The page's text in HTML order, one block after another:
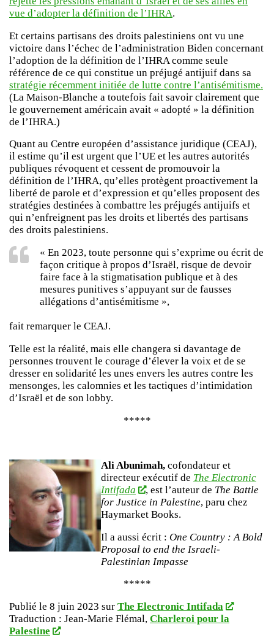
vue d’adopter la définition de l’IHRA.
Et certains partisans des droits palestiniens ont vu une
victoire dans l’échec de l’administration Biden concernant
l’adoption de la définition de l’IHRA comme seule
référence de ce qui constitue un préjugé antijuif dans sa
stratégie récemment initiée de lutte contre l’antisémitisme.
(La Maison-Blanche a toutefois fait savoir clairement que
le gouvernement américain avait « adopté » la définition
de l’IHRA.)
Quant au Centre européen d’assistance juridique (CEAJ),
il estime qu’il est urgent que l’UE et les autres autorités
publiques révoquent et cessent de promouvoir la
définition de l’IHRA, qu’elles protègent proactivement la
liberté de parole et d’expression et qu’elles proposent des
stratégies destinées à combattre les préjugés antijuifs et
qui n’enfreignent pas les droits et libertés des partisans
des droits palestiniens.
« En 2023, toute personne qui s’exprime ou écrit de
façon critique à propos d’Israël, risque de devoir
faire face à la stigmatisation publique et à des
mesures punitives s’appuyant sur de fausses
allégations d’antisémitisme »,
fait remarquer le CEAJ.
Telle est la réalité, mais elle changera si davantage de
personnes trouvent le courage d’élever la voix et de se
dresser en solidarité les unes envers les autres contre les
mensonges, les calomnies et les tactiques d’intimidation
d’Israël et de son lobby.
*****
Ali Abunimah, cofondateur et
directeur exécutif de The Electronic
Intifada
, est l’auteur de The Battle
for Justice in Palestine, paru chez
Haymarket Books.
Il a aussi écrit : One Country : A Bold
Proposal to end the Israeli-
Palestinian Impasse
*****
Publié le 8 juin 2023 sur The Electronic Intifada
Traduction : Jean-Marie Flémal, Charleroi pour la
Palestine